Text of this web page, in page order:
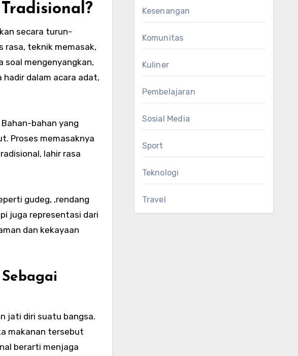
secara turun-
rasa, teknik memasak,
soal mengenyangkan,
hadir dalam acara adat,
bahan yang
Proses memasaknya
lahir rasa
gudeg, ,rendang
juga representasi dari
dan kekayaan
jati diri suatu bangsa.
makanan tersebut
berarti menjaga
Kesenangan
Komunitas
Kuliner
Pembelajaran
Sosial Media
Sport
Teknologi
Travel